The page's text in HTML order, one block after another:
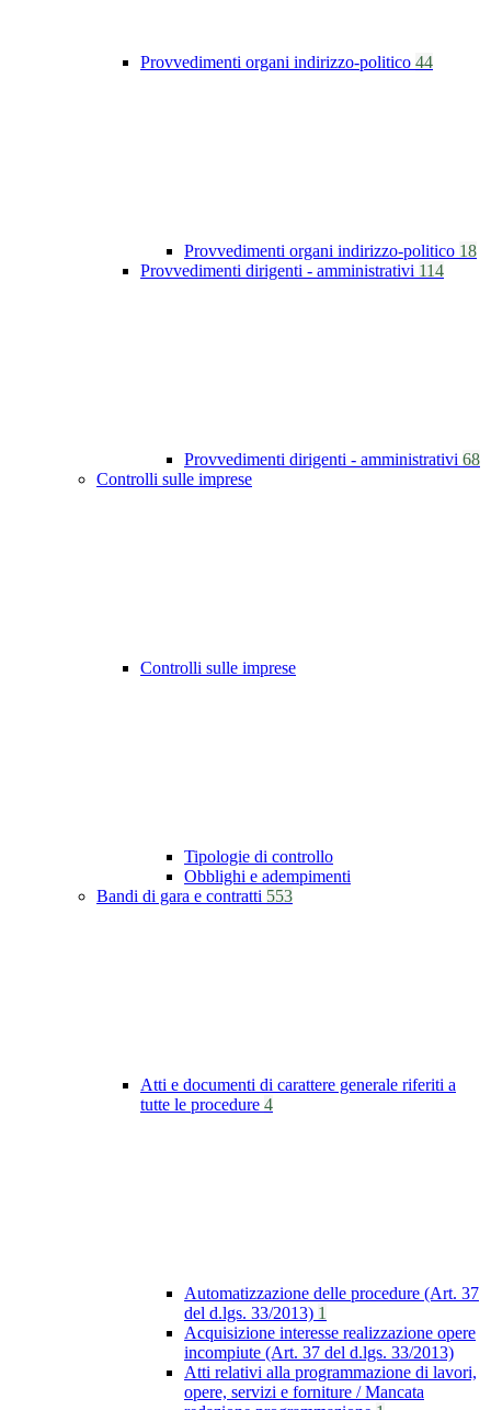
Provvedimenti organi indirizzo-politico 44
Provvedimenti organi indirizzo-politico 18
Provvedimenti dirigenti - amministrativi 114
Provvedimenti dirigenti - amministrativi 68
Controlli sulle imprese
Controlli sulle imprese
Tipologie di controllo
Obblighi e adempimenti
Bandi di gara e contratti 553
Atti e documenti di carattere generale riferiti a
tutte le procedure 4
Automatizzazione delle procedure (Art. 37
del d.lgs. 33/2013) 1
Acquisizione interesse realizzazione opere
incompiute (Art. 37 del d.lgs. 33/2013)
Atti relativi alla programmazione di lavori,
opere, servizi e forniture / Mancata